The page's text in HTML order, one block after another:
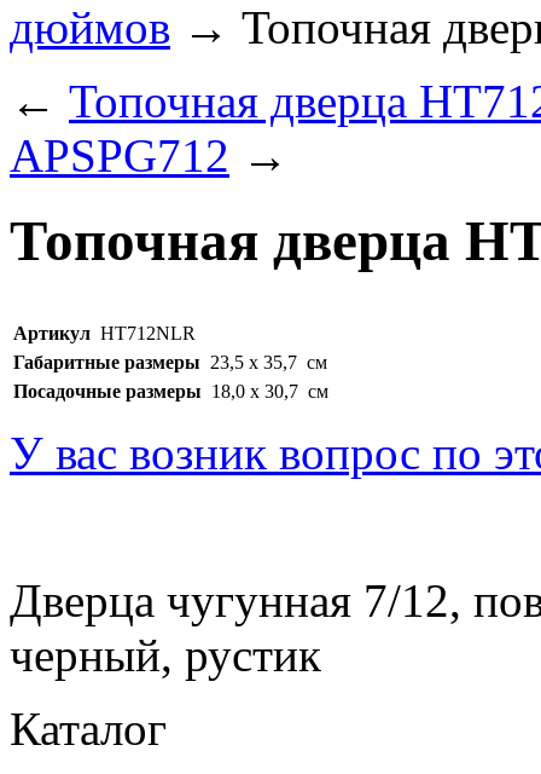
дюймов → Топочная
← Топочная дверца
APSPG712 →
Топочная дверца
Артикул HT712NLR
Габаритные размеры 23,5 х 35,7 см
Посадочные размеры 18,0 х 30,7 см
У вас возник вопрос по
Дверца чугунная 7/12,
черный, рустик
Каталог